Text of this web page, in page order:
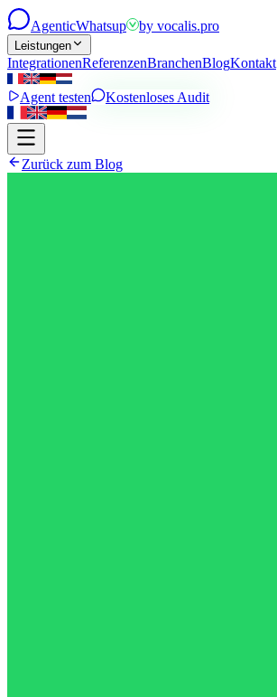
AgenticWhatsup by vocalis.pro
Leistungen
IntegrationenReferenzenBranchenBlogKontakt
Agent testen Kostenloses Audit
Zurück zum Blog